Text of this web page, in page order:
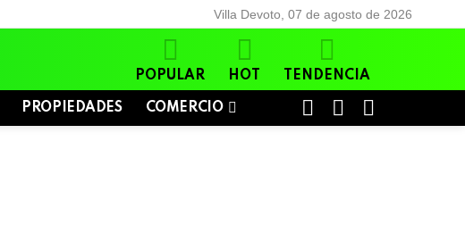
Villa Devoto, 07 de agosto de 2026
POPULAR HOT TENDENCIA
PROPIEDADES COMERCIO
SWITCH